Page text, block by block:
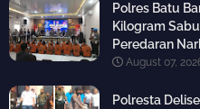
Polres Batu
Kilogram
Peredaran
August 07,
Polresta